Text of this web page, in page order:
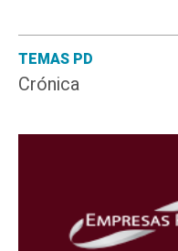
TEMAS PD
Crónica